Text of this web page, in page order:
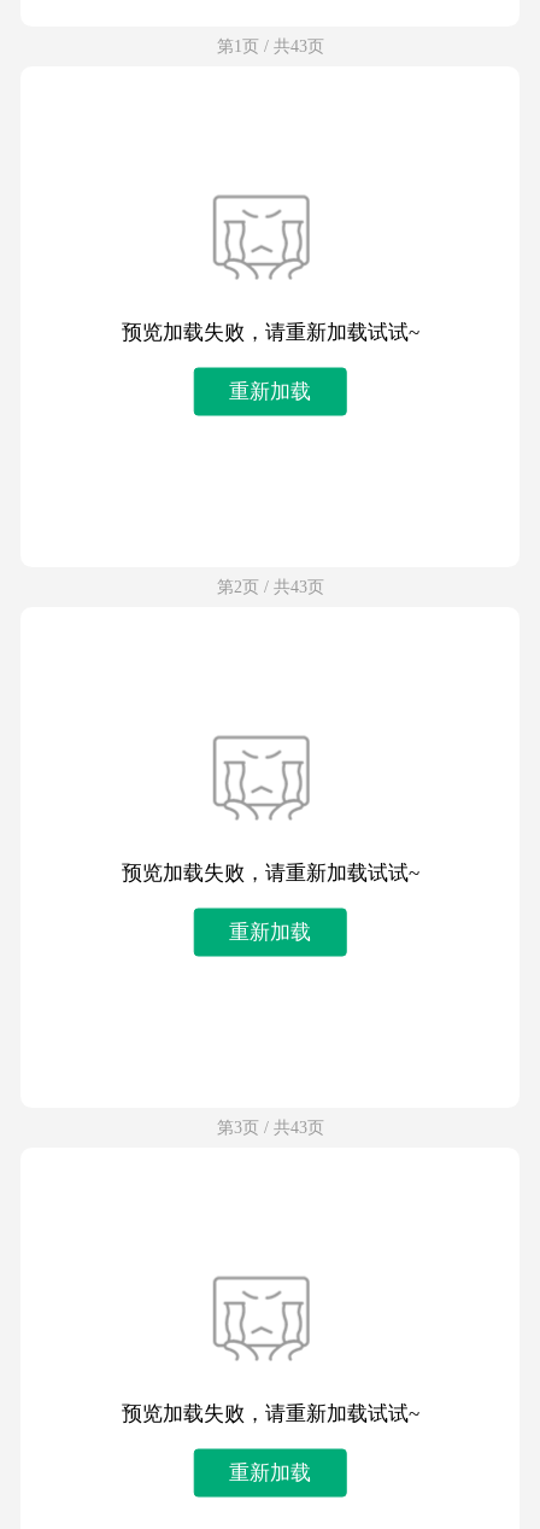
第1页 / 共43页
预览加载失败，请重新加载试试~
重新加载
第2页 / 共43页
预览加载失败，请重新加载试试~
重新加载
第3页 / 共43页
预览加载失败，请重新加载试试~
重新加载